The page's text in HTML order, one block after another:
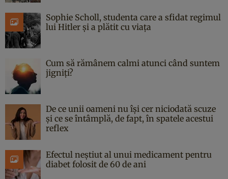
Sophie Scholl, studenta care a sfidat regimul
lui Hitler și a plătit cu viața
Cum să rămânem calmi atunci când suntem
jigniți?
De ce unii oameni nu își cer niciodată scuze
și ce se întâmplă, de fapt, în spatele acestui
reflex
Efectul neștiut al unui medicament pentru
diabet folosit de 60 de ani